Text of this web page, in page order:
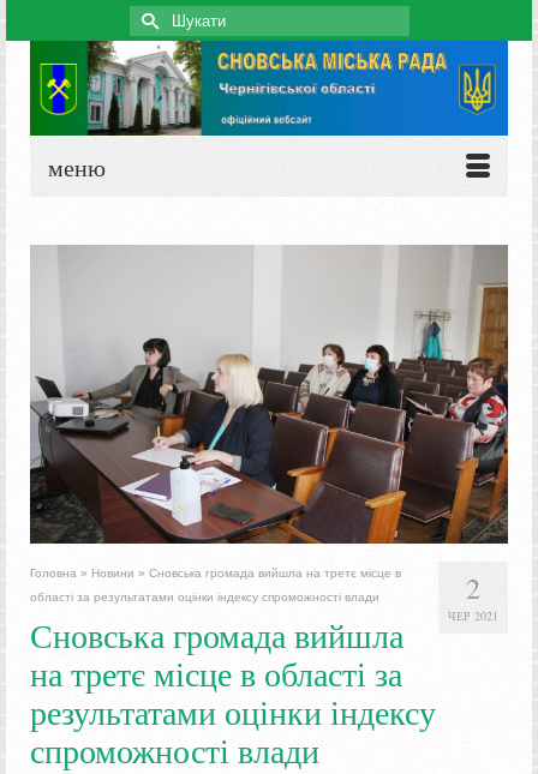
Search
for:
меню
2
ЧЕР 2021
Головна » Новини » Сновська громада вийшла на третє місце в
області за результатами оцінки індексу спроможності влади
Сновська громада вийшла
на третє місце в області за
результатами оцінки індексу
спроможності влади